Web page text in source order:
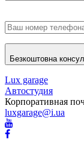
Безкоштовна
Lux garage
Автостудия
Корпоративная
luxgarage@i.ua